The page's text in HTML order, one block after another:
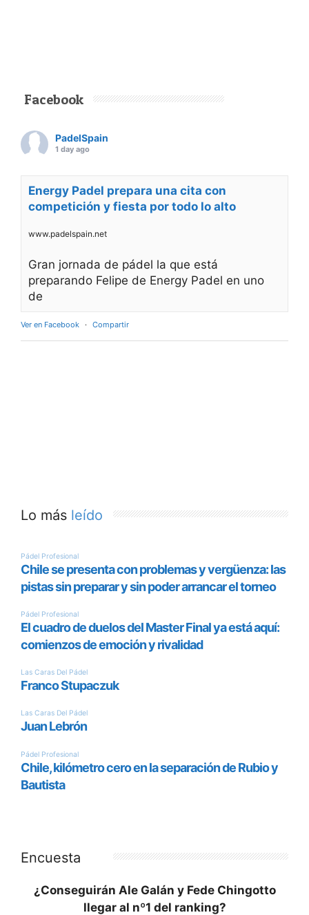
Facebook
PadelSpain
1 day ago
Energy Padel prepara una cita con
competición y fiesta por todo lo alto
www.padelspain.net
Gran jornada de pádel la que está
preparando Felipe de Energy Padel en uno
de
Ver en Facebook · Compartir
Lo más leído
Encuesta
¿Conseguirán Ale Galán y Fede Chingotto
llegar al nº1 del ranking?